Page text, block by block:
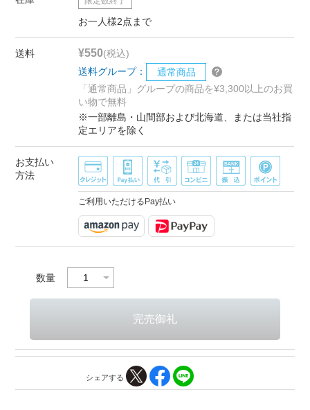
お一人様2点まで
送料 ¥550(税込)
送料グループ：
通常商品
「通常商品」グループの商品を¥3,300以上のお買
い物で無料
※一部離島・山間部および北海道、または当社指
定エリアを除く
お支払い
方法
ご利用いただけるPay払い
数量
シェアする